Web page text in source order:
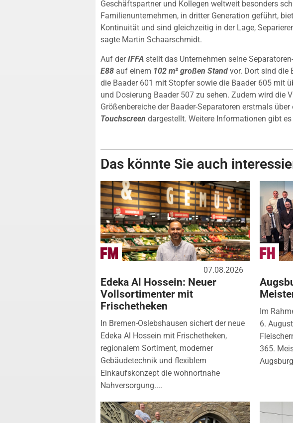
Geschäftspartner und Kollegen weltweit besonders
Familienunternehmen, in dritter Generation geführt,
Kontinuität und sind gleichzeitig in der Lage,
sagte Martin Schaarschmidt.
Auf derIFFA stellt das Unternehmen seine
E88 auf einem 102 m² großen Stand vor. Dort sind die
die Baader 601 mit Stopfer sowie die Baader 605 mit
und Dosierung Baader 507 zu sehen. Zudem wird die
Größenbereiche der Baader-Separatoren erstmals über
Touchscreen dargestellt. Weitere Informationen gibt es
Das könnte Sie auch
07.08.2026
Edeka Al Hossein: Neuer
Vollsortimenter mit
Frischetheken
In Bremen-Oslebshausen sichert der neue
Edeka Al Hossein mit Frischetheken,
regionalem Sortiment, moderner
Gebäudetechnik und flexiblem
Einkaufskonzept die wohnortnahe
Nahversorgung....
Im
6.
365.